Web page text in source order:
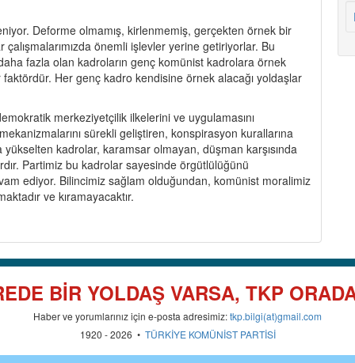
Deforme olmamış, kirlenmemiş, gerçekten örnek bir
önemli işlevler yerine getiriyorlar. Bu
fazla olan kadroların genç komünist kadrolara örnek
Her genç kadro kendisine örnek alacağı yoldaşlar
merkeziyetçilik ilkelerini ve uygulamasını
sürekli geliştiren, konspirasyon kurallarına
kadrolar, karamsar olmayan, düşman karşısında
Partimiz bu kadrolar sayesinde örgütlülüğünü
ediyor. Bilincimiz sağlam olduğundan, komünist moralimiz
ve kıramayacaktır.
BİR YOLDAŞ VARSA, TKP
Haber ve yorumlarınız için e-posta adresimiz:tkp.bilgi(at)gmail.com
1920 - 2026 • TÜRKİYE KOMÜNİST PARTİSİ